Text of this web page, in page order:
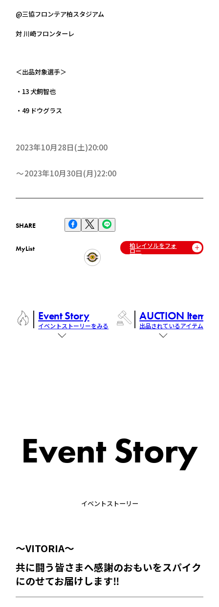
@三協フロンテア柏スタジアム
対 川崎フロンターレ
＜出品対象選手＞
・13 犬飼智也
・49 ドウグラス
2023年10月28日(土)20:00
2023年10月30日(月)22:00
SHARE
MyList 柏レイソルをフォ
ロー
Event Story
イベントストーリーをみる
AUCTION Items
出品されているアイテム
Event Story
イベントストーリー
～VITORIA～
共に闘う皆さまへ感謝のおもいをスパイク
にのせてお届けします‼